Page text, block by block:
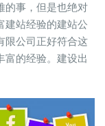
的事，但是也绝对
建站经验的建站公
限公司正好符合这
富的经验。建设出